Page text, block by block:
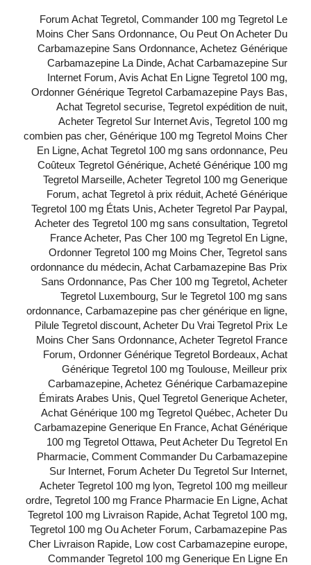
Forum Achat Tegretol, Commander 100 mg Tegretol Le
Moins Cher Sans Ordonnance, Ou Peut On Acheter Du
Carbamazepine Sans Ordonnance, Achetez Générique
Carbamazepine La Dinde, Achat Carbamazepine Sur
Internet Forum, Avis Achat En Ligne Tegretol 100 mg,
Ordonner Générique Tegretol Carbamazepine Pays Bas,
Achat Tegretol securise, Tegretol expédition de nuit,
Acheter Tegretol Sur Internet Avis, Tegretol 100 mg
combien pas cher, Générique 100 mg Tegretol Moins Cher
En Ligne, Achat Tegretol 100 mg sans ordonnance, Peu
Coûteux Tegretol Générique, Acheté Générique 100 mg
Tegretol Marseille, Acheter Tegretol 100 mg Generique
Forum, achat Tegretol à prix réduit, Acheté Générique
Tegretol 100 mg États Unis, Acheter Tegretol Par Paypal,
Acheter des Tegretol 100 mg sans consultation, Tegretol
France Acheter, Pas Cher 100 mg Tegretol En Ligne,
Ordonner Tegretol 100 mg Moins Cher, Tegretol sans
ordonnance du médecin, Achat Carbamazepine Bas Prix
Sans Ordonnance, Pas Cher 100 mg Tegretol, Acheter
Tegretol Luxembourg, Sur le Tegretol 100 mg sans
ordonnance, Carbamazepine pas cher générique en ligne,
Pilule Tegretol discount, Acheter Du Vrai Tegretol Prix Le
Moins Cher Sans Ordonnance, Acheter Tegretol France
Forum, Ordonner Générique Tegretol Bordeaux, Achat
Générique Tegretol 100 mg Toulouse, Meilleur prix
Carbamazepine, Achetez Générique Carbamazepine
Émirats Arabes Unis, Quel Tegretol Generique Acheter,
Achat Générique 100 mg Tegretol Québec, Acheter Du
Carbamazepine Generique En France, Achat Générique
100 mg Tegretol Ottawa, Peut Acheter Du Tegretol En
Pharmacie, Comment Commander Du Carbamazepine
Sur Internet, Forum Acheter Du Tegretol Sur Internet,
Acheter Tegretol 100 mg lyon, Tegretol 100 mg meilleur
ordre, Tegretol 100 mg France Pharmacie En Ligne, Achat
Tegretol 100 mg Livraison Rapide, Achat Tegretol 100 mg,
Tegretol 100 mg Ou Acheter Forum, Carbamazepine Pas
Cher Livraison Rapide, Low cost Carbamazepine europe,
Commander Tegretol 100 mg Generique En Ligne En